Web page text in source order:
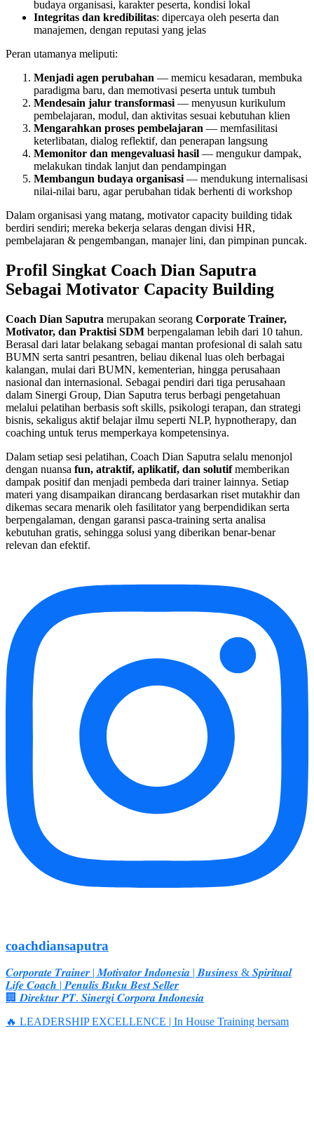
budaya organisasi, karakter peserta, kondisi lokal
Integritas dan kredibilitas: dipercaya oleh peserta dan
manajemen, dengan reputasi yang jelas
Peran utamanya meliputi:
Menjadi agen perubahan — memicu kesadaran, membuka
paradigma baru, dan memotivasi peserta untuk tumbuh
Mendesain jalur transformasi— menyusun kurikulum
pembelajaran, modul, dan aktivitas sesuai kebutuhan klien
Mengarahkan proses pembelajaran — memfasilitasi
keterlibatan, dialog reflektif, dan penerapan langsung
Memonitor dan mengevaluasi hasil — mengukur dampak,
melakukan tindak lanjut dan pendampingan
Membangun budaya organisasi— mendukung internalisasi
nilai-nilai baru, agar perubahan tidak berhenti di workshop
Dalam organisasi yang matang, motivator capacity building tidak
berdiri sendiri; mereka bekerja selaras dengan divisi HR,
pembelajaran & pengembangan, manajer lini, dan pimpinan puncak.
Profil Singkat Coach Dian Saputra
Sebagai Motivator Capacity Building
Coach Dian Saputra merupakan seorang Corporate Trainer,
Motivator, dan Praktisi SDM berpengalaman lebih dari 10 tahun.
Berasal dari latar belakang sebagai mantan profesional di salah satu
BUMN serta santri pesantren, beliau dikenal luas oleh berbagai
kalangan, mulai dari BUMN, kementerian, hingga perusahaan
nasional dan internasional. Sebagai pendiri dari tiga perusahaan
dalam Sinergi Group, Dian Saputra terus berbagi pengetahuan
melalui pelatihan berbasis soft skills, psikologi terapan, dan strategi
bisnis, sekaligus aktif belajar ilmu seperti NLP, hypnotherapy, dan
coaching untuk terus memperkaya kompetensinya.
Dalam setiap sesi pelatihan, Coach Dian Saputra selalu menonjol
dengan nuansa fun, atraktif, aplikatif, dan solutifmemberikan
dampak positif dan menjadi pembeda dari trainer lainnya. Setiap
materi yang disampaikan dirancang berdasarkan riset mutakhir dan
dikemas secara menarik oleh fasilitator yang berpendidikan serta
berpengalaman, dengan garansi pasca-training serta analisa
kebutuhan gratis, sehingga solusi yang diberikan benar-benar
relevan dan efektif.
coachdiansaputra
𝑪𝒐𝒓𝒑𝒐𝒓𝒂𝒕𝒆 𝑻𝒓𝒂𝒊𝒏𝒆𝒓 | 𝑴𝒐𝒕𝒊𝒗𝒂𝒕𝒐𝒓 𝑰𝒏𝒅𝒐𝒏𝒆𝒔𝒊𝒂 | 𝑩𝒖𝒔𝒊𝒏𝒆𝒔𝒔 & 𝑺𝒑𝒊𝒓𝒊𝒕𝒖𝒂𝒍
𝑳𝒊𝒇𝒆 𝑪𝒐𝒂𝒄𝒉 | 𝑷𝒆𝒏𝒖𝒍𝒊𝒔 𝑩𝒖𝒌𝒖 𝑩𝒆𝒔𝒕 𝑺𝒆𝒍𝒍𝒆𝒓
🏢 𝑫𝒊𝒓𝒆𝒌𝒕𝒖𝒓 𝑷𝑻. 𝑺𝒊𝒏𝒆𝒓𝒈𝒊 𝑪𝒐𝒓𝒑𝒐𝒓𝒂 𝑰𝒏𝒅𝒐𝒏𝒆𝒔𝒊𝒂
🔥 LEADERSHIP EXCELLENCE | In House Training bersam